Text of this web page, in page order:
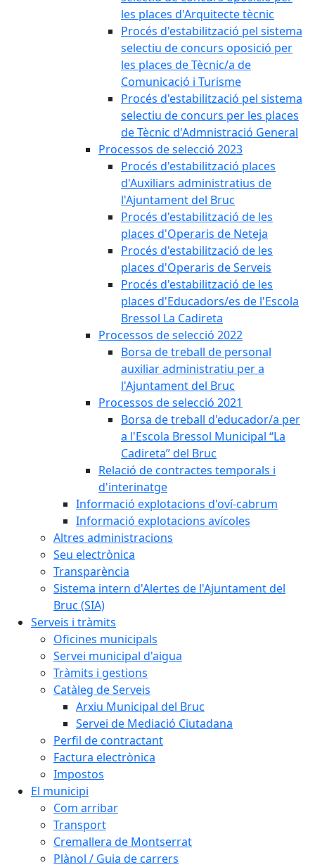
les places d'Arquitecte tècnic
Procés d'estabilització pel sistema
selectiu de concurs oposició per
les places de Tècnic/a de
Comunicació i Turisme
Procés d'estabilització pel sistema
selectiu de concurs per les places
de Tècnic d'Admnistració General
Processos de selecció 2023
Procés d'estabilització places
d'Auxiliars administratius de
l'Ajuntament del Bruc
Procés d'estabilització de les
places d'Operaris de Neteja
Procés d'estabilització de les
places d'Operaris de Serveis
Procés d'estabilització de les
places d'Educadors/es de l'Escola
Bressol La Cadireta
Processos de selecció 2022
Borsa de treball de personal
auxiliar administratiu per a
l'Ajuntament del Bruc
Processos de selecció 2021
Borsa de treball d'educador/a per
a l'Escola Bressol Municipal “La
Cadireta” del Bruc
Relació de contractes temporals i
d'interinatge
Informació explotacions d'oví-cabrum
Informació explotacions avícoles
Altres administracions
Seu electrònica
Transparència
Sistema intern d'Alertes de l'Ajuntament del
Bruc (SIA)
Serveis i tràmits
Oficines municipals
Servei municipal d'aigua
Tràmits i gestions
Catàleg de Serveis
Arxiu Municipal del Bruc
Servei de Mediació Ciutadana
Perfil de contractant
Factura electrònica
Impostos
El municipi
Com arribar
Transport
Cremallera de Montserrat
Plànol / Guia de carrers